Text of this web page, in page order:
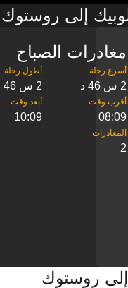
إلى روستوك
مغادرات الصباح
2 س 46 د 2 س 46 د
08:09
10:09
2